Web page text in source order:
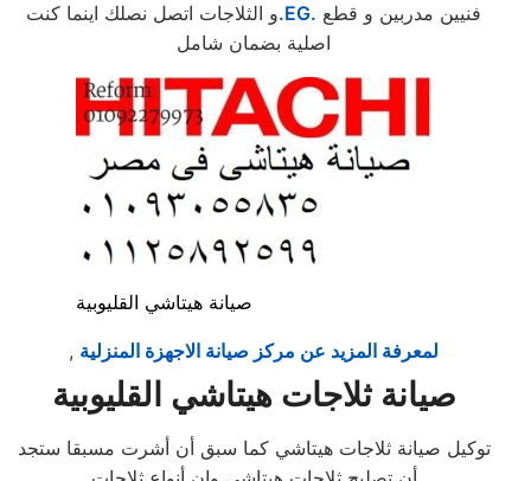
و الثلاجات اتصل نصلك اينما كنت.EG.
اصلية بضمان شامل
صيانة هيتاشي القليوبية
, لمعرفة المزيد عن مركز صيانة الاجهزة المنزلية
صيانة ثلاجات هيتاشي القليوبية
توكيل صيانة ثلاجات هيتاشي كما سبق أن أشرت مسبقا ستجد